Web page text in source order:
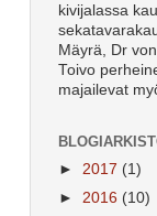
kivijalassa
Mäyrä, Dr
Toivo
majailevat
► 2017 (1)
► 2016 (10)